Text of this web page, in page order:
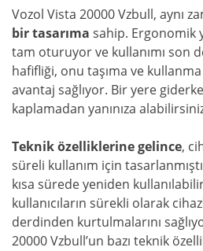
Vozol Vista 20000 Vzbull, aynı
bir tasarıma sahip. Ergonomik
tam oturuyor ve kullanımı son
hafifliği, onu taşıma ve
avantaj sağlıyor. Bir yere
kaplamadan yanınıza
Teknik özelliklerine gelince,
süreli kullanım için
kısa sürede yeniden
kullanıcıların sürekli olarak
derdinden kurtulmalarını
20000 Vzbull’un bazı teknik